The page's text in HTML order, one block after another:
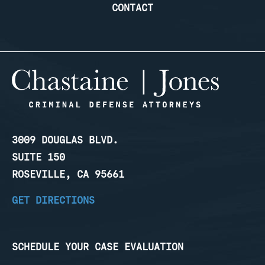
CONTACT
3009 DOUGLAS BLVD.
SUITE 150
ROSEVILLE, CA 95661
GET DIRECTIONS
SCHEDULE YOUR CASE EVALUATION